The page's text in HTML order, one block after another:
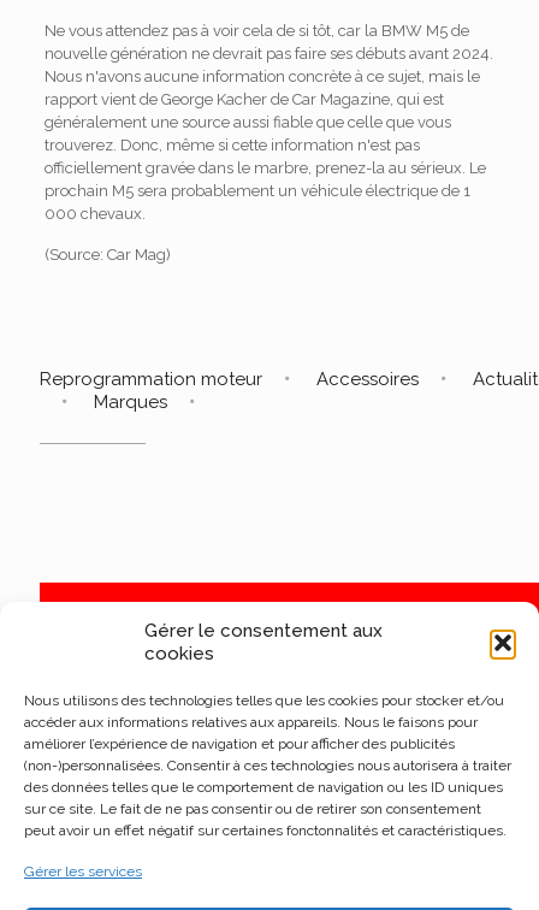
Gérer le consentement aux
cookies
Nous utilisons des technologies telles que les cookies pour stocker et/ou
accéder aux informations relatives aux appareils. Nous le faisons pour
améliorer l’expérience de navigation et pour afficher des publicités
(non-)personnalisées. Consentir à ces technologies nous autorisera à traiter
des données telles que le comportement de navigation ou les ID uniques
sur ce site. Le fait de ne pas consentir ou de retirer son consentement
peut avoir un effet négatif sur certaines fonctonnalités et caractéristiques.
Gérer les services
Ne vous attendez pas à voir cela de si tôt, car la BMW M5 de
nouvelle génération ne devrait pas faire ses débuts avant 2024.
Nous n'avons aucune information concrète à ce sujet, mais le
rapport vient de George Kacher de Car Magazine, qui est
généralement une source aussi fiable que celle que vous
trouverez. Donc, même si cette information n'est pas
officiellement gravée dans le marbre, prenez-la au sérieux. Le
prochain M5 sera probablement un véhicule électrique de 1
000 chevaux.
(Source: Car Mag)
Reprogrammation moteur Accessoires
Marques